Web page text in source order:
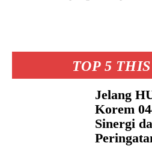
TOP 5
Jelang
Korem
Sinergi